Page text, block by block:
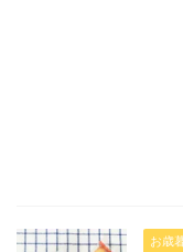
お歳